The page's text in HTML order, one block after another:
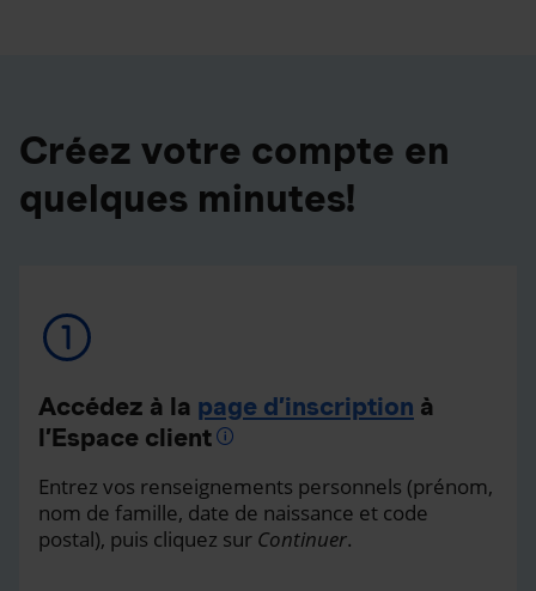
Créez votre compte en
quelques minutes!
Accédez à la page d’inscription à
l’Espace client
Entrez vos renseignements personnels (prénom,
nom de famille, date de naissance et code
postal), puis cliquez sur Continuer.